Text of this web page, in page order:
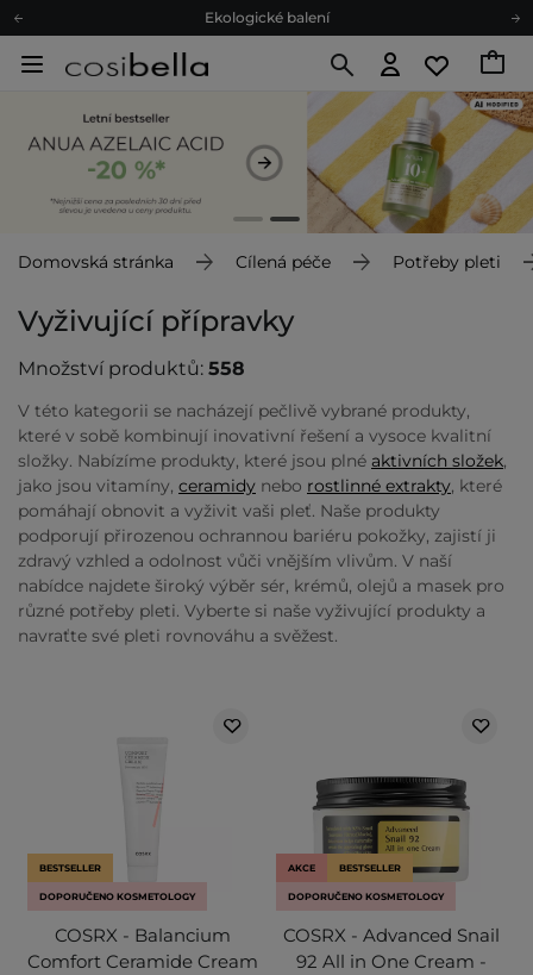
Ekologické balení
Doporučovací Program
Darkové karty
Ekologické balení
Domovská stránka Cílená péče Potřeby pleti
Vyživující přípravky
Množství produktů: 558
V této kategorii se nacházejí pečlivě vybrané produkty,
které v sobě kombinují inovativní řešení a vysoce kvalitní
složky. Nabízíme produkty, které jsou plné aktivních složek,
jako jsou vitamíny, ceramidy nebo rostlinné extrakty, které
pomáhají obnovit a vyživit vaši pleť. Naše produkty
podporují přirozenou ochrannou bariéru pokožky, zajistí ji
zdravý vzhled a odolnost vůči vnějším vlivům. V naší
nabídce najdete široký výběr sér, krémů, olejů a masek pro
různé potřeby pleti. Vyberte si naše vyživující produkty a
navraťte své pleti rovnováhu a svěžest.
BESTSELLER
DOPORUČENO KOSMETOLOGY
COSRX - Balancium
Comfort Ceramide Cream
AKCE BESTSELLER
DOPORUČENO KOSMETOLOGY
COSRX - Advanced Snail
92 All in One Cream -